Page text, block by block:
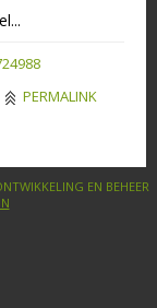
PERMALINK
EN BEHEER